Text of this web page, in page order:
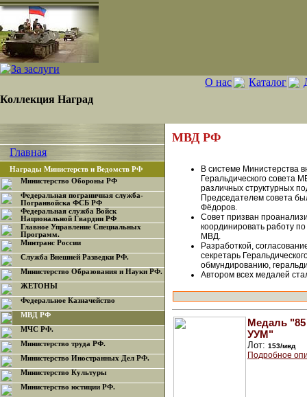
Коллекция Наград
О нас Каталог
Главная
Награды Министерств и Ведомств РФ
Министерство Обороны РФ
Федеральная пограничная служба-
Погранвойска ФСБ РФ
Федеральная служба Войск
Национальной Гвардии РФ
Главное Управление Специальных
Программ.
Минтранс России
Служба Внешней Разведки РФ.
Министерство Образования и Науки РФ.
ЖЕТОНЫ
Федеральное Казначейство
МВД РФ
МЧС РФ.
Министерство труда РФ.
Министерство Иностранных Дел РФ.
Министерство Культуры
Министерство юстиции РФ.
МВД РФ
В системе Министерства
Геральдического совета
различных структурных
Председателем совета
Фёдоров.
Совет призван
координировать работу
МВД.
Разработкой,
секретарь
обмундированию,
Автором всех медалей
Медаль "85
УУМ"
Лот: 153/мвд
Подробное